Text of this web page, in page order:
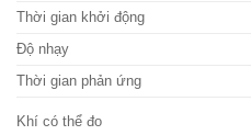
Thời gian khởi động
Độ nhạy
Thời gian phản ứng
Khí có thể đo